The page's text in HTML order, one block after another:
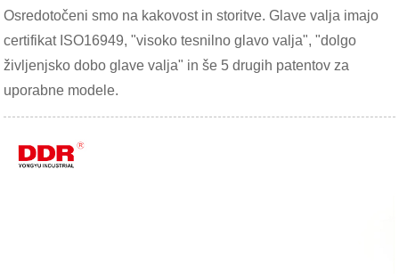
Osredotočeni smo na kakovost in storitve. Glave valja imajo
certifikat ISO16949, "visoko tesnilno glavo valja", "dolgo
življenjsko dobo glave valja" in še 5 drugih patentov za
uporabne modele.